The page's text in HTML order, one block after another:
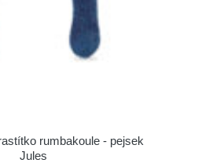
rumbakoule - pejsek
Jules